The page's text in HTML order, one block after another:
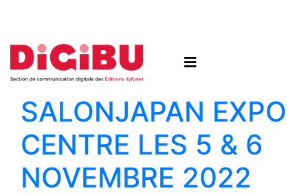
SALONJAPAN EXPO
CENTRE LES 5 & 6
NOVEMBRE 2022